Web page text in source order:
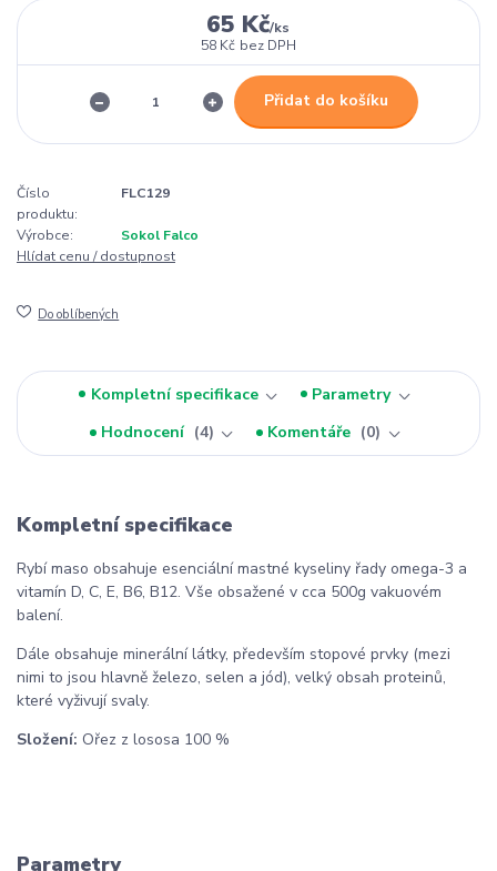
65 Kč/ks
58 Kč bez DPH
Přidat do košíku
Číslo
produktu:
FLC129
Výrobce:
Sokol Falco
Hlídat cenu / dostupnost
Do oblíbených
Kompletní specifikace
Parametry
Hodnocení
4 Komentáře 0
Kompletní specifikace
Rybí maso obsahuje esenciální mastné kyseliny řady omega-3 a
vitamín D, C, E, B6, B12. Vše obsažené v cca 500g vakuovém
balení.
Dále obsahuje minerální látky, především stopové prvky (mezi
nimi to jsou hlavně železo, selen a jód), velký obsah proteinů,
které vyživují svaly.
Složení: Ořez z lososa 100 %
Parametry